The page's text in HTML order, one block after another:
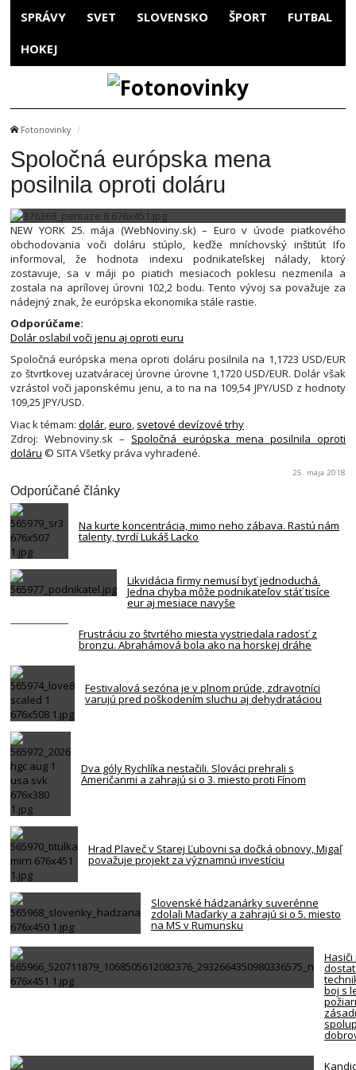
SPRÁVY SVET SLOVENSKO ŠPORT FUTBAL
HOKEJ
Fotonovinky
Spoločná európska mena
posilnila oproti doláru
NEW YORK 25. mája (WebNoviny.sk) – Euro v úvode piatkového
obchodovania voči doláru stúplo, keďže mníchovský inštitút Ifo
informoval, že hodnota indexu podnikateľskej nálady, ktorý
zostavuje, sa v máji po piatich mesiacoch poklesu nezmenila a
zostala na aprílovej úrovni 102,2 bodu. Tento vývoj sa považuje za
nádejný znak, že európska ekonomika stále rastie.
Odporúčame:
Dolár oslabil voči jenu aj oproti euru
Spoločná európska mena oproti doláru posilnila na 1,1723 USD/EUR
zo štvrtkovej uzatváracej úrovne úrovne 1,1720 USD/EUR. Dolár však
vzrástol voči japonskému jenu, a to na na 109,54 JPY/USD z hodnoty
109,25 JPY/USD.
Viac k témam: dolár,euro, svetové devízové trhy
Zdroj: Webnoviny.sk – Spoločná európska mena posilnila oproti
doláru © SITA Všetky práva vyhradené.
25. mája 2018
Odporúčané články
Na kurte koncentrácia, mimo neho zábava. Rastú nám
talenty, tvrdí Lukáš Lacko
Likvidácia firmy nemusí byť jednoduchá.
Jedna chyba môže podnikateľov stáť tisíce
eur aj mesiace navyše
Frustráciu zo štvrtého miesta vystriedala radosť z
bronzu. Abrahámová bola ako na horskej dráhe
Festivalová sezóna je v plnom prúde, zdravotníci
varujú pred poškodením sluchu aj dehydratáciou
Dva góly Rychlíka nestačili. Slováci prehrali s
Američanmi a zahrajú si o 3. miesto proti Fínom
Hrad Plaveč v Starej Ľubovni sa dočká obnovy, Migaľ
považuje projekt za významnú investíciu
Slovenské hádzanárky suverénne
zdolali Maďarky a zahrajú si o 5. miesto
na MS v Rumunsku
Hasiči
boj s